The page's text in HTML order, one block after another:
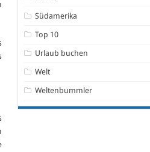
Südamerika
Top 10
Urlaub buchen
Welt
Weltenbummler